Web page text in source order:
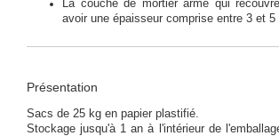
La couche de mortier armé qui
avoir une épaisseur comprise entre 3 et 5
Présentation
Sacs de 25 kg en papier plastifié.
Stockage jusqu'à 1 an à l'intérieur de